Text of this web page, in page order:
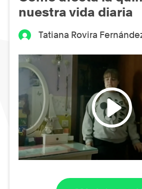
nuestra vida diaria
Tatiana Rovira